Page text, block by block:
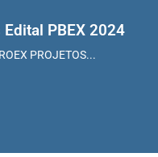
PBEX 2024
PROJETOS...